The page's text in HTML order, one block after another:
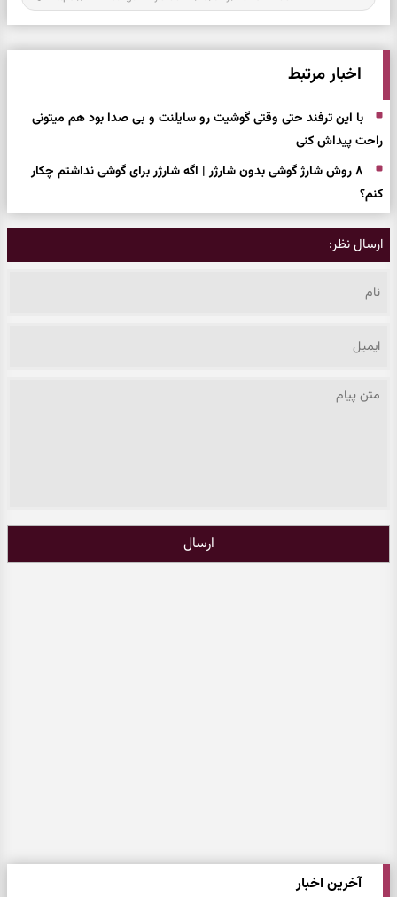
اخبار مرتبط
با این ترفند حتی وقتی گوشیت رو سایلنت و بی صدا بود هم میتونی
راحت پیداش کنی
۸ روش شارژ گوشی بدون شارژر | اگه شارژر برای گوشی نداشتم چکار
کنم؟
ارسال نظر:
ارسال
آخرین اخبار